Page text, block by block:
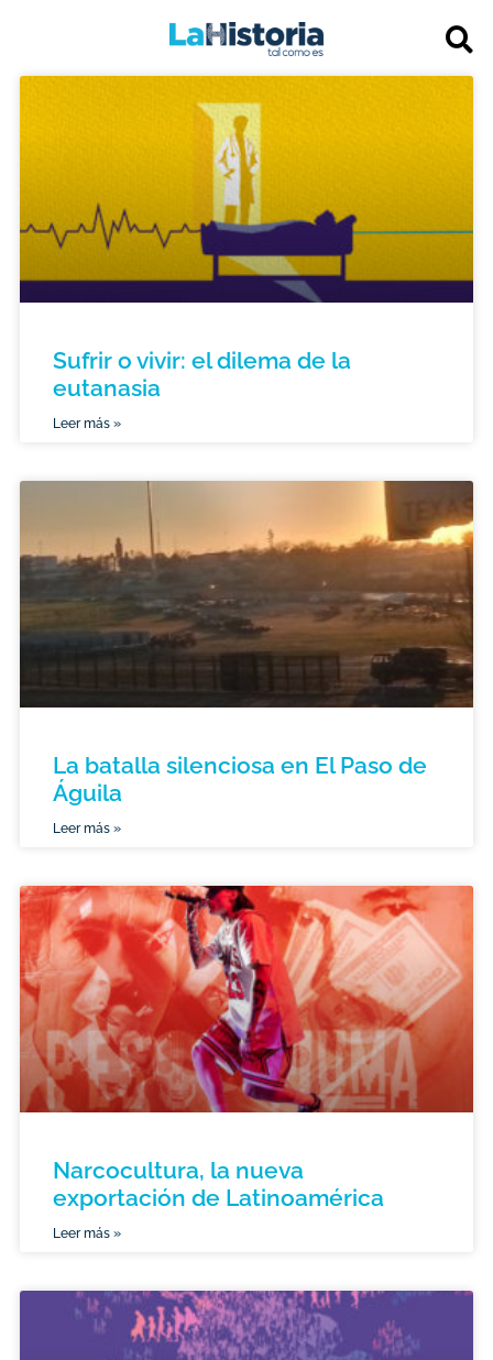
Sufrir o vivir: el dilema de la
eutanasia
Leer más »
La batalla silenciosa en El Paso de
Águila
Leer más »
Narcocultura, la nueva
exportación de Latinoamérica
Leer más »